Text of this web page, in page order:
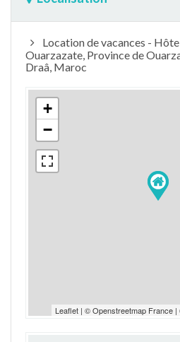
Location de vacances -
Ouarzazate, Province de
Draâ, Maroc
+
−
Leaflet | © Openstreetmap France